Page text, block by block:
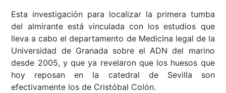
Esta investigación para localizar la primera tumba
del almirante está vinculada con los estudios que
lleva a cabo el departamento de Medicina legal de la
Universidad de Granada sobre el ADN del marino
desde 2005, y que ya revelaron que los huesos que
hoy reposan en la catedral de Sevilla son
efectivamente los de Cristóbal Colón.